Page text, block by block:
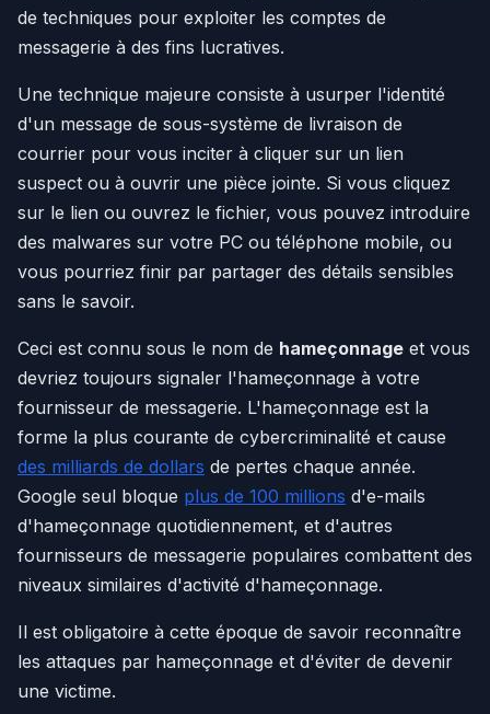
de techniques pour exploiter les comptes de
messagerie à des fins lucratives.
Une technique majeure consiste à usurper l'identité
d'un message de sous-système de livraison de
courrier pour vous inciter à cliquer sur un lien
suspect ou à ouvrir une pièce jointe. Si vous cliquez
sur le lien ou ouvrez le fichier, vous pouvez introduire
des malwares sur votre PC ou téléphone mobile, ou
vous pourriez finir par partager des détails sensibles
sans le savoir.
Ceci est connu sous le nom de hameçonnage et vous
devriez toujours signaler l'hameçonnage à votre
fournisseur de messagerie. L'hameçonnage est la
forme la plus courante de cybercriminalité et cause
des milliards de dollars de pertes chaque année.
Google seul bloque plus de 100 millions d'e-mails
d'hameçonnage quotidiennement, et d'autres
fournisseurs de messagerie populaires combattent des
niveaux similaires d'activité d'hameçonnage.
Il est obligatoire à cette époque de savoir reconnaître
les attaques par hameçonnage et d'éviter de devenir
une victime.